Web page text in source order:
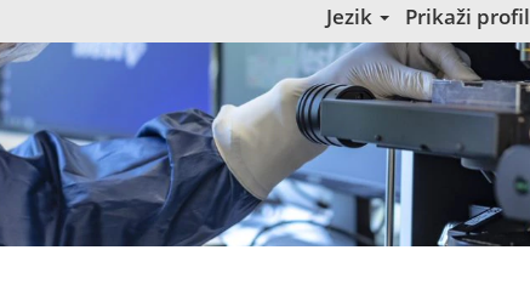
Jezik Prikaži profil